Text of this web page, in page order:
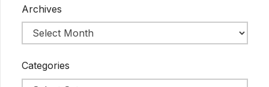
Archives
Categories